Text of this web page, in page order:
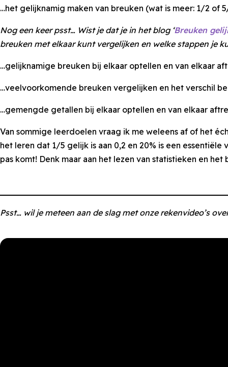
…het gelijknamig maken van breuken (wat is meer: 1/2 of
Nog een keer psst… Wist je dat je in het blog ‘Breuken
breuken met elkaar kunt vergelijken en welke stappen je
…gelijknamige breuken bij elkaar optellen en van elkaar
…veelvoorkomende breuken vergelijken en het verschil
…gemengde getallen bij elkaar optellen en van elkaar
Van sommige leerdoelen vraag ik me weleens af of het
het leren dat 1/5 gelijk is aan 0,2 en 20% is een
pas komt! Denk maar aan het lezen van statistieken en
Psst… wil je meteen aan de slag met onze rekenvideo’s